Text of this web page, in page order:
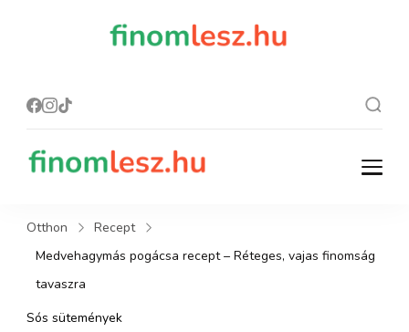
finomlesz.hu
Recept, ami finom lesz.
Otthon
Recept
Medvehagymás pogácsa recept – Réteges, vajas finomság
tavaszra
Sós sütemények